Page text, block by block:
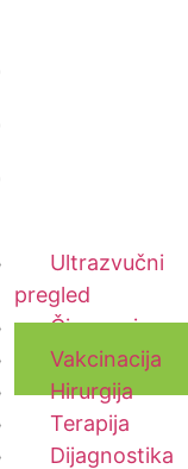
Ultrazvučni
pregled
Čipovanje
Vakcinacija
Hirurgija
Terapija
Dijagnostika